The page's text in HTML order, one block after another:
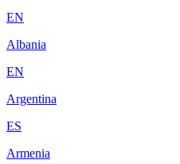
EN
Albania
EN
Argentina
ES
Armenia